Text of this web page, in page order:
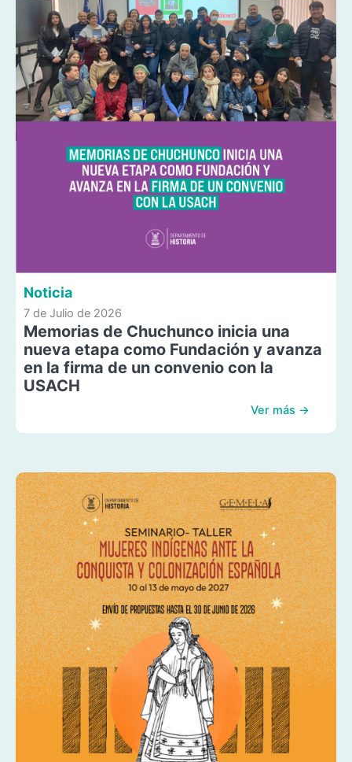
Noticia
7 de Julio de 2026
Memorias de Chuchunco inicia una
nueva etapa como Fundación y avanza
en la firma de un convenio con la
USACH
Ver más →